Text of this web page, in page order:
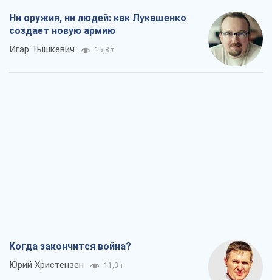
Ни оружия, ни людей: как Лукашенко
создает новую армию
Игар Тышкевич 15,8 т.
Когда закончится война?
Юрий Христензен 11,3 т.